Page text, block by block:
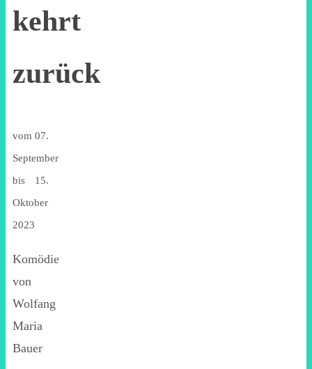
kehrt
zurück
vom 07.
September
bis 15.
Oktober
2023
Komödie
von
Wolfang
Maria
Bauer